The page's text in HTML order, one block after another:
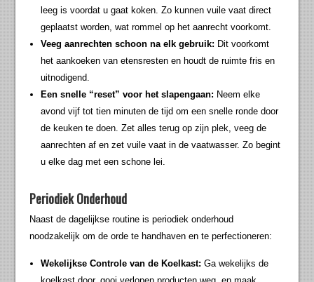
leeg is voordat u gaat koken. Zo kunnen vuile vaat direct
geplaatst worden, wat rommel op het aanrecht voorkomt.
Veeg aanrechten schoon na elk gebruik: Dit voorkomt
het aankoeken van etensresten en houdt de ruimte fris en
uitnodigend.
Een snelle “reset” voor het slapengaan: Neem elke
avond vijf tot tien minuten de tijd om een snelle ronde door
de keuken te doen. Zet alles terug op zijn plek, veeg de
aanrechten af en zet vuile vaat in de vaatwasser. Zo begint
u elke dag met een schone lei.
Periodiek Onderhoud
Naast de dagelijkse routine is periodiek onderhoud
noodzakelijk om de orde te handhaven en te perfectioneren:
Wekelijkse Controle van de Koelkast: Ga wekelijks de